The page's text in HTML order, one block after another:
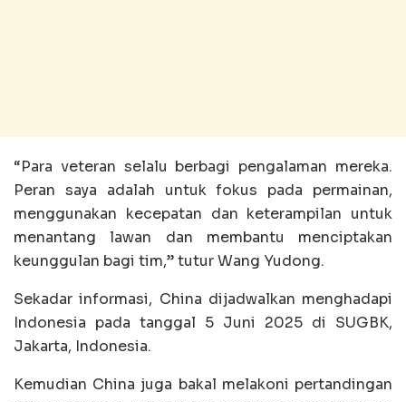
“Para veteran selalu berbagi pengalaman mereka.
Peran saya adalah untuk fokus pada permainan,
menggunakan kecepatan dan keterampilan untuk
menantang lawan dan membantu menciptakan
keunggulan bagi tim,” tutur Wang Yudong.
Sekadar informasi, China dijadwalkan menghadapi
Indonesia pada tanggal 5 Juni 2025 di SUGBK,
Jakarta, Indonesia.
Kemudian China juga bakal melakoni pertandingan